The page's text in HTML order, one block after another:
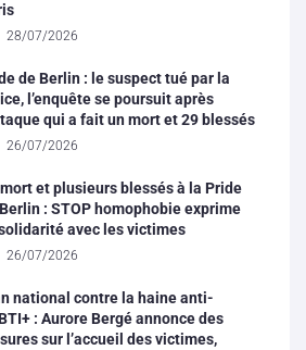
28/07/2026
de Berlin : le suspect tué par la
l’enquête se poursuit après
qui a fait un mort et 29 blessés
26/07/2026
et plusieurs blessés à la Pride
: STOP homophobie exprime
avec les victimes
26/07/2026
national contre la haine anti-
: Aurore Bergé annonce des
sur l’accueil des victimes,